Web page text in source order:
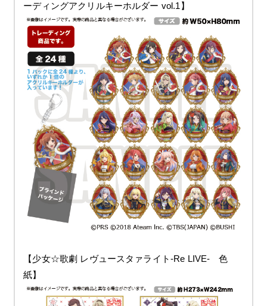
ーディングアクリルキーホルダー vol.1】
【少女☆歌劇 レヴュースタァライト-Re LIVE- 色
紙】